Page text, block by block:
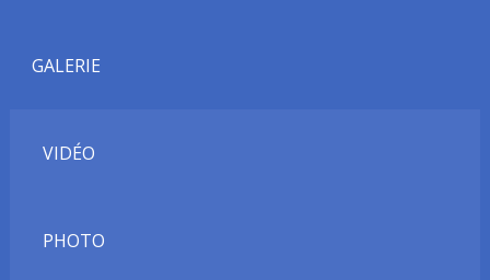
GALERIE
VIDÉO
PHOTO